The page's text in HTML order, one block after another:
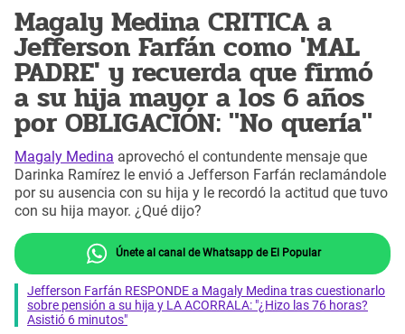
Magaly Medina CRITICA a
Jefferson Farfán como 'MAL
PADRE' y recuerda que firmó
a su hija mayor a los 6 años
por OBLIGACIÓN: "No quería"
Magaly Medina aprovechó el contundente mensaje que
Darinka Ramírez le envió a Jefferson Farfán reclamándole
por su ausencia con su hija y le recordó la actitud que tuvo
con su hija mayor. ¿Qué dijo?
Únete al canal de Whatsapp de El Popular
Jefferson Farfán RESPONDE a Magaly Medina tras cuestionarlo
sobre pensión a su hija y LA ACORRALA: "¿Hizo las 76 horas?
Asistió 6 minutos"